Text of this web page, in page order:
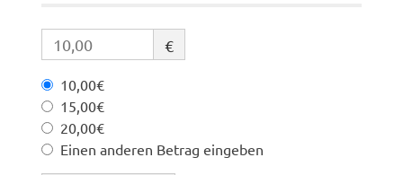
€
10,00€
15,00€
20,00€
Einen anderen Betrag eingeben